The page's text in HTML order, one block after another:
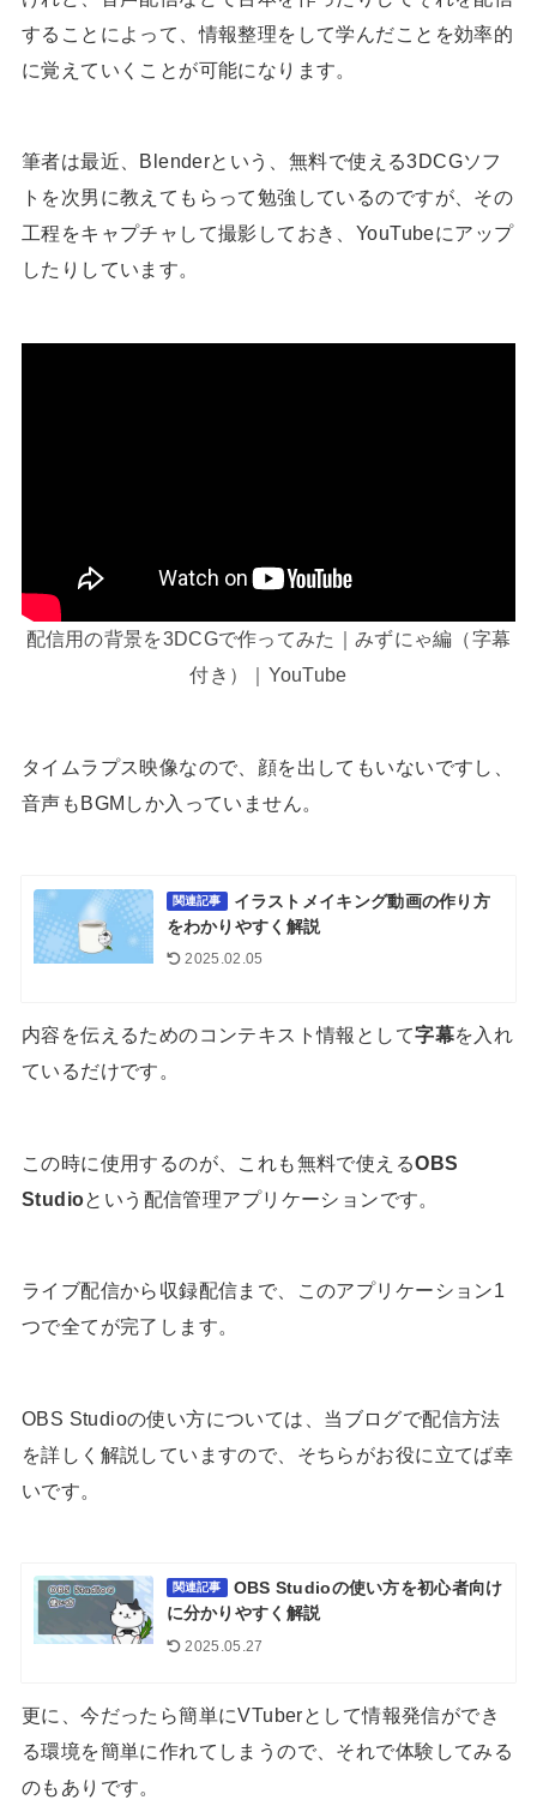
することによって、情報整理をして学んだことを効率的
に覚えていくことが可能になります。
筆者は最近、Blenderという、無料で使える3DCGソフ
トを次男に教えてもらって勉強しているのですが、その
工程をキャプチャして撮影しておき、YouTubeにアップ
したりしています。
配信用の背景を3DCGで作ってみた｜みずにゃ編（字幕
付き）｜YouTube
タイムラプス映像なので、顔を出してもいないですし、
音声もBGMしか入っていません。
関連記事
イラストメイキング動画の作り方
をわかりやすく解説
2025.02.05
内容を伝えるためのコンテキスト情報として字幕を入れ
ているだけです。
この時に使用するのが、これも無料で使えるOBS
Studioという配信管理アプリケーションです。
ライブ配信から収録配信まで、このアプリケーション1
つで全てが完了します。
OBS Studioの使い方については、当ブログで配信方法
を詳しく解説していますので、そちらがお役に立てば幸
いです。
関連記事
OBS Studioの使い方を初心者向け
に分かりやすく解説
2025.05.27
更に、今だったら簡単にVTuberとして情報発信ができ
る環境を簡単に作れてしまうので、それで体験してみる
のもありです。